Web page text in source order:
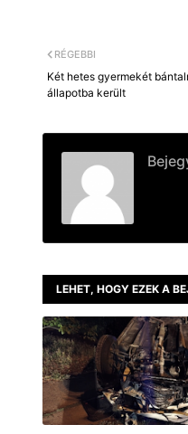
RÉGEBBI
Két hetes gyermekét
állapotba került
LEHET, HOGY EZEK A